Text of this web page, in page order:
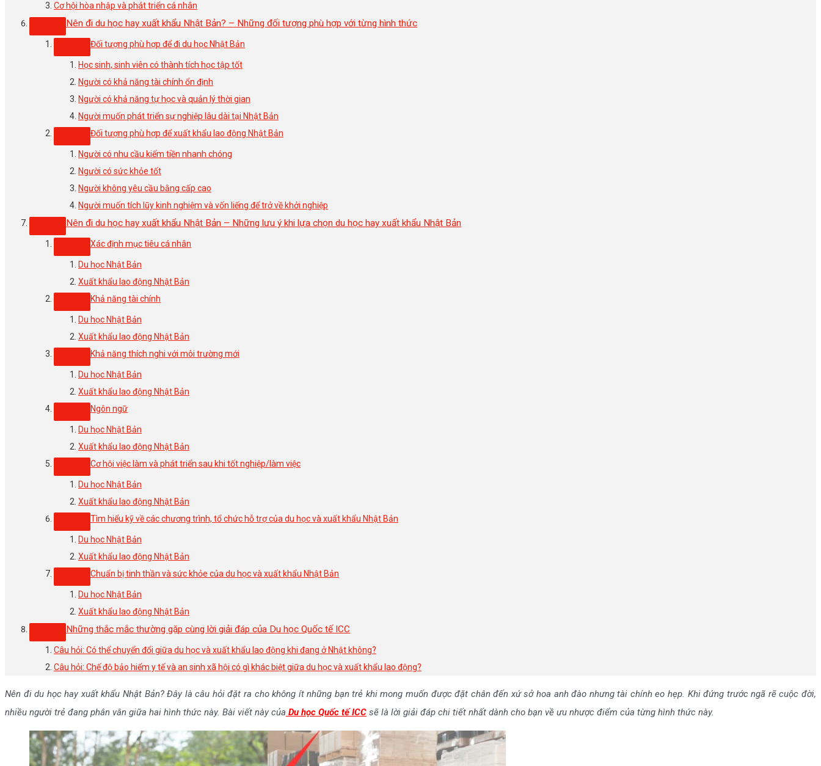
Cơ hội hòa nhập và phát triển cá nhân
Nên đi du học hay xuất khẩu Nhật Bản? – Những đối tượng phù hợp với từng hình thức
Đối tượng phù hợp để đi du học Nhật Bản
Học sinh, sinh viên có thành tích học tập tốt
Người có khả năng tài chính ổn định
Người có khả năng tự học và quản lý thời gian
Người muốn phát triển sự nghiệp lâu dài tại Nhật Bản
Đối tượng phù hợp để xuất khẩu lao động Nhật Bản
Người có nhu cầu kiếm tiền nhanh chóng
Người có sức khỏe tốt
Người không yêu cầu bằng cấp cao
Người muốn tích lũy kinh nghiệm và vốn liếng để trở về khởi nghiệp
Nên đi du học hay xuất khẩu Nhật Bản – Những lưu ý khi lựa chọn du học hay xuất khẩu Nhật Bản
Xác định mục tiêu cá nhân
Du học Nhật Bản
Xuất khẩu lao động Nhật Bản
Khả năng tài chính
Du học Nhật Bản
Xuất khẩu lao động Nhật Bản
Khả năng thích nghi với môi trường mới
Du học Nhật Bản
Xuất khẩu lao động Nhật Bản
Ngôn ngữ
Du học Nhật Bản
Xuất khẩu lao động Nhật Bản
Cơ hội việc làm và phát triển sau khi tốt nghiệp/làm việc
Du học Nhật Bản
Xuất khẩu lao động Nhật Bản
Tìm hiểu kỹ về các chương trình, tổ chức hỗ trợ của du học và xuất khẩu Nhật Bản
Du học Nhật Bản
Xuất khẩu lao động Nhật Bản
Chuẩn bị tinh thần và sức khỏe của du học và xuất khẩu Nhật Bản
Du học Nhật Bản
Xuất khẩu lao động Nhật Bản
Những thắc mắc thường gặp cùng lời giải đáp của Du học Quốc tế ICC
Câu hỏi: Có thể chuyển đổi giữa du học và xuất khẩu lao động khi đang ở Nhật không?
Câu hỏi: Chế độ bảo hiểm y tế và an sinh xã hội có gì khác biệt giữa du học và xuất khẩu lao động?
Nên đi du học hay xuất khẩu Nhật Bản? Đây là câu hỏi đặt ra cho không ít những bạn trẻ khi mong muốn được đặt chân đến xứ sở hoa anh đào nhưng tài chính eo hẹp. Khi đứng trước ngã rẽ cuộc đời,
nhiều người trẻ đang phân vân giữa hai hình thức này. Bài viết này của Du học Quốc tế ICC sẽ là lời giải đáp chi tiết nhất dành cho bạn về ưu nhược điểm của từng hình thức này.